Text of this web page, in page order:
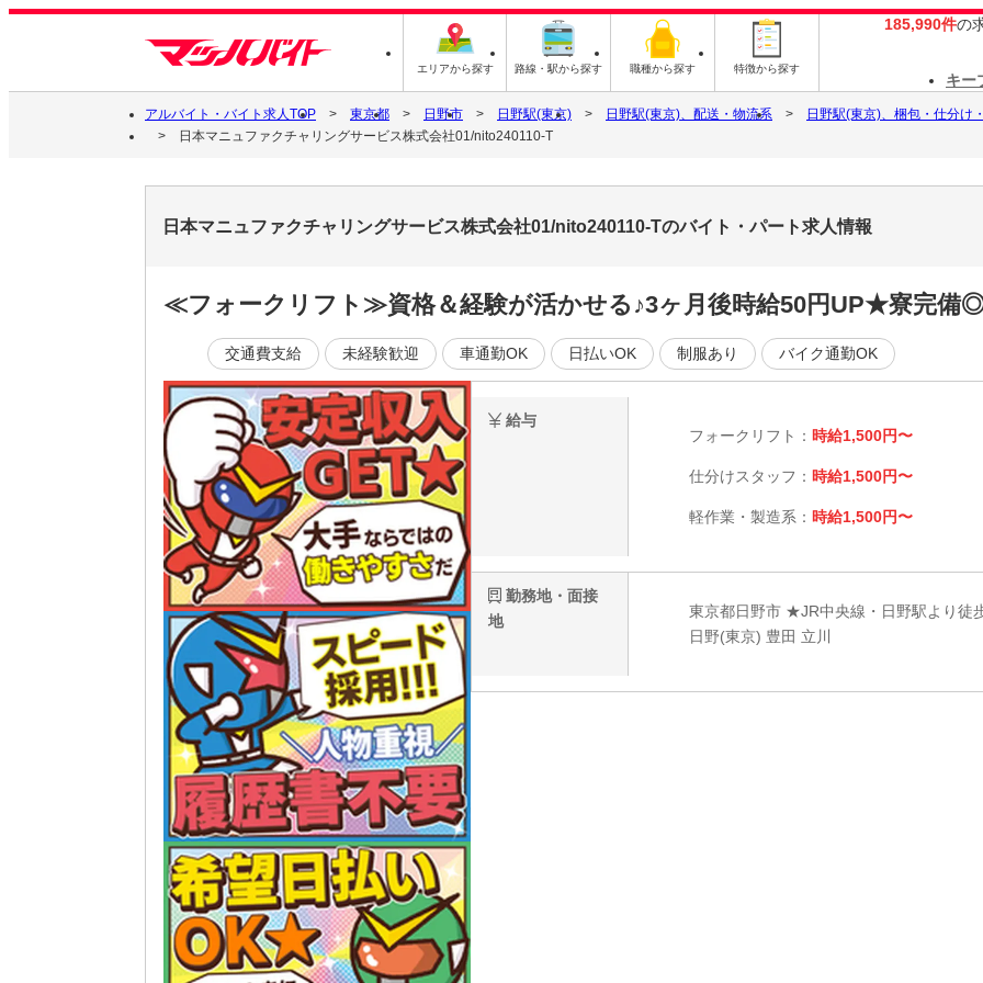
エリアから探す 路線・駅から探す 職種から探す 特徴から探す
185,990件の
キー
アルバイト・バイト求人TOP 東京都 日野市 日野駅(東京) 日野駅(東京)、配送・物流系
日野駅(東京)、梱包・仕分け
日本マニュファクチャリングサービス株式会社01/nito240110-T
日本マニュファクチャリングサービス株式会社01/nito240110-Tのバイト・パート求人情報
≪フォークリフト≫資格＆経験が活かせる♪3ヶ月後時給50円UP★寮完備
交通費支給 未経験歓迎 車通勤OK 日払いOK 制服あり バイク通勤OK
給与
フォークリフト： 時給1,500円〜
仕分けスタッフ： 時給1,500円〜
軽作業・製造系： 時給1,500円〜
勤務地・面接
地
東京都日野市 ★JR中央線・日野駅より徒
日野(東京) 豊田 立川